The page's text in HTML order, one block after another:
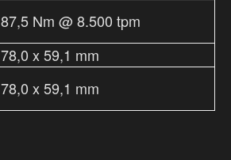
87,5 Nm @ 8.500 tpm
78,0 x 59,1 mm
78,0 x 59,1 mm